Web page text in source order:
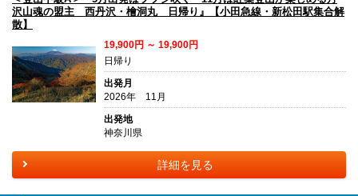
沢山魂の盟主 西丹沢・檜洞丸 日帰り』【小田急線・新松田駅集合解
散】
19,900円 ～ 19,900円
日帰り
出発月
2026年 11月
出発地
神奈川県
詳細を見る